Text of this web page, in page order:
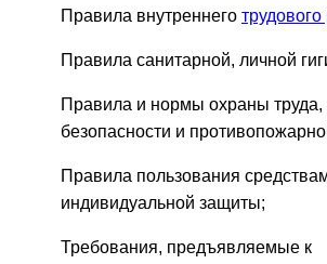
Правила внутреннего
Правила санитарной, личной
Правила и нормы охраны труда,
безопасности и
Правила пользования
индивидуальной защиты;
Требования, предъявляемые к